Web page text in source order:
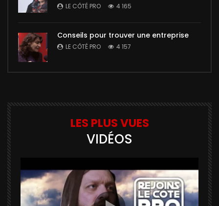
LE CÔTÉ PRO 4 165
Conseils pour trouver une entreprise
LE CÔTÉ PRO 4 157
LES PLUS VUES
VIDÉOS